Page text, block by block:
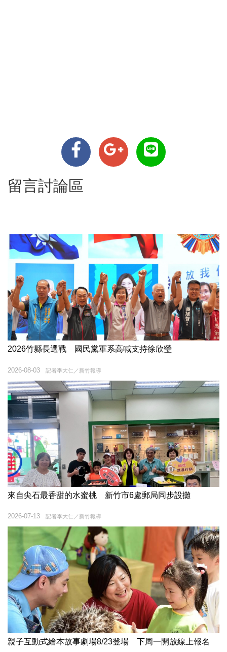
留言討論區
2026竹縣長選戰 國民黨軍系高喊支持徐欣瑩
記者季大仁／新竹報導
2026-08-03
來自尖石最香甜的水蜜桃 新竹市6處郵局同步設攤
記者季大仁／新竹報導
2026-07-13
親子互動式繪本故事劇場8/23登場 下周一開放線上報名